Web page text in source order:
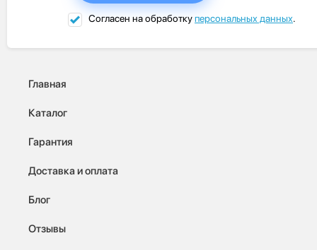
Согласен на обработкуперсональных данных.
Главная
Каталог
Гарантия
Доставка и оплата
Блог
Отзывы